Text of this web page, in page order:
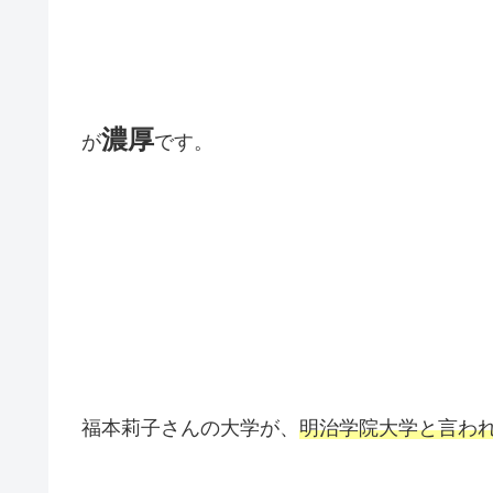
が濃厚です。
福本莉子さんの大学が、 明治学院大学と言わ